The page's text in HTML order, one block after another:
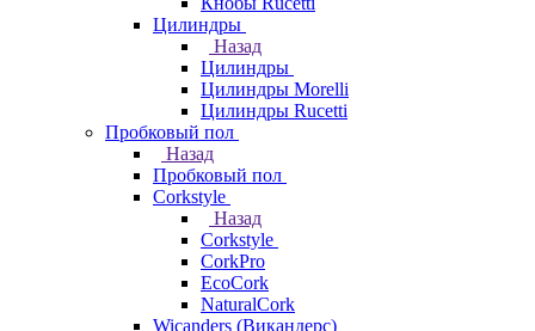
Цилиндры
Назад
Цилиндры
Цилиндры Morelli
Цилиндры Rucetti
Пробковый пол
Назад
Пробковый пол
Corkstyle
Назад
Corkstyle
CorkPro
EcoCork
NaturalCork
Wicanders (Викандерс)